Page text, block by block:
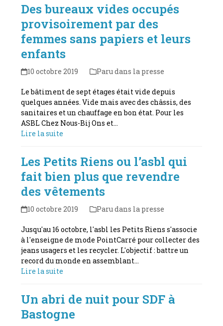
Des bureaux vides occupés
provisoirement par des
femmes sans papiers et leurs
enfants
10 octobre 2019 Paru dans la presse
Le bâtiment de sept étages était vide depuis
quelques années. Vide mais avec des châssis, des
sanitaires et un chauffage en bon état. Pour les
ASBL Chez Nous-Bij Ons et…
Lire la suite
Les Petits Riens ou l’asbl qui
fait bien plus que revendre
des vêtements
10 octobre 2019 Paru dans la presse
Jusqu'au 16 octobre, l'asbl les Petits Riens s'associe
à l'enseigne de mode PointCarré pour collecter des
jeans usagers et les recycler. L'objectif : battre un
record du monde en assemblant…
Lire la suite
Un abri de nuit pour SDF à
Bastogne